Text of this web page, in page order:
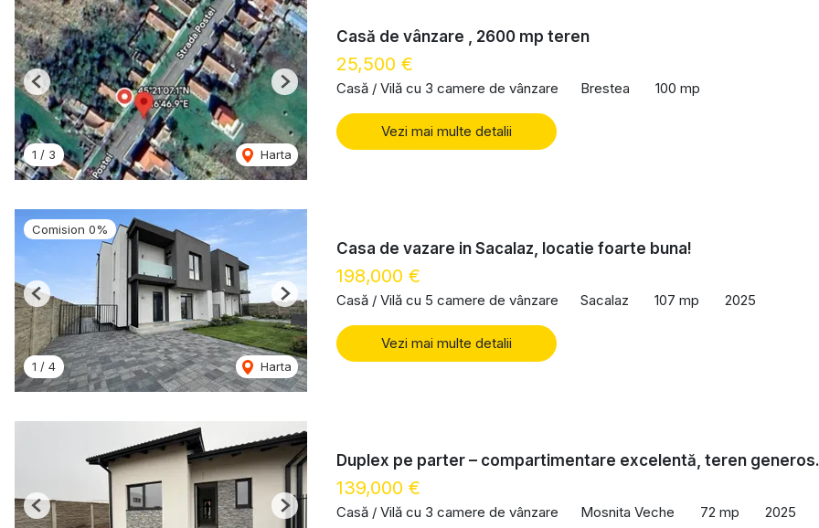
1 / 3 Harta
Previous Next
Casă de vânzare , 2600 mp teren
25,500 €
Casă / Vilă cu 3 camere de vânzare Brestea 100 mp
Vezi mai multe detalii
Comision 0%
1 / 4 Harta
Previous Next
Casa de vazare in Sacalaz, locatie foarte buna!
198,000 €
Casă / Vilă cu 5 camere de vânzare Sacalaz 107 mp 2025
Vezi mai multe detalii
Previous Next
Duplex pe parter – compartimentare excelentă, teren generos.
139,000 €
Casă / Vilă cu 3 camere de vânzare Mosnita Veche 72 mp 2025